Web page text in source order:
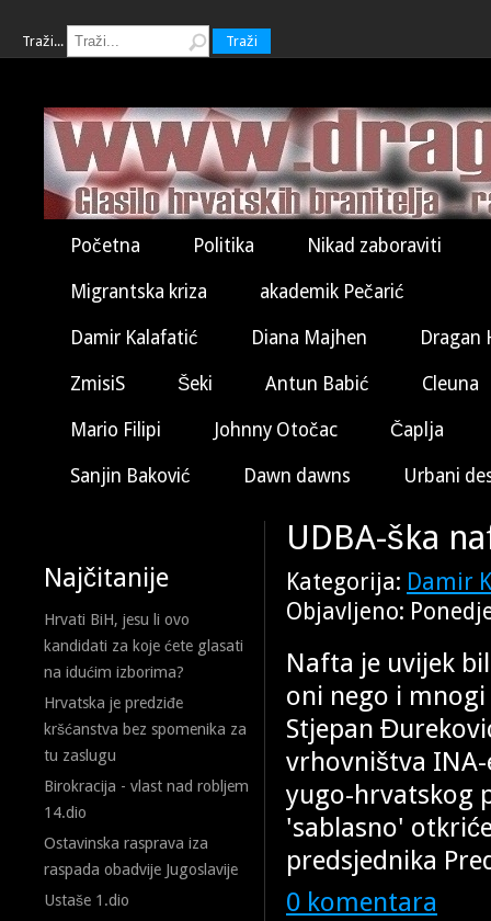
Traži... Traži
Početna Politika Nikad zaboraviti
Migrantska kriza akademik Pečarić
Damir Kalafatić Diana Majhen Dragan
ZmisiS Šeki Antun Babić Cleuna
Mario Filipi Johnny Otočac Čaplja
Sanjin Baković Dawn dawns Urbani
Najčitanije
Hrvati BiH, jesu li ovo
kandidati za koje ćete glasati
na idućim izborima?
Hrvatska je predziđe
kršćanstva bez spomenika za
tu zaslugu
Birokracija - vlast nad robljem
14.dio
Ostavinska rasprava iza
raspada obadvije Jugoslavije
Ustaše 1.dio
UDBA-ška
Kategorija: Damir
Objavljeno:
Nafta je uvijek
oni nego i
Stjepan
vrhovništva
yugo-hrvatskog
'sablasno'
predsjednika
0 komentara